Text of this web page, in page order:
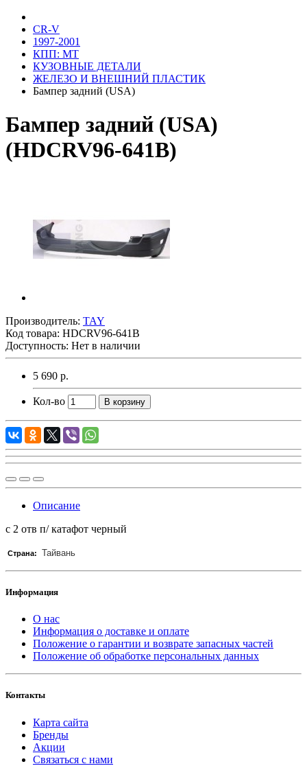
CR-V
1997-2001
КПП: MT
КУЗОВНЫЕ ДЕТАЛИ
ЖЕЛЕЗО И ВНЕШНИЙ ПЛАСТИК
Бампер задний (USA)
Бампер задний (USA)
(HDCRV96-641B)
Производитель: TAY
Код товара: HDCRV96-641B
Доступность: Нет в наличии
5 690 р.
Кол-во В корзину
Описание
с 2 отв п/ катафот черный
Страна: Тайвань
Информация
О нас
Информация о доставке и оплате
Положение о гарантии и возврате запасных частей
Положение об обработке персональных данных
Контакты
Карта сайта
Бренды
Акции
Связаться с нами